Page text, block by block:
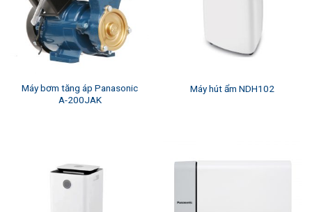
Máy bơm tăng áp Panasonic
A-200JAK
Máy hút ẩm NDH102